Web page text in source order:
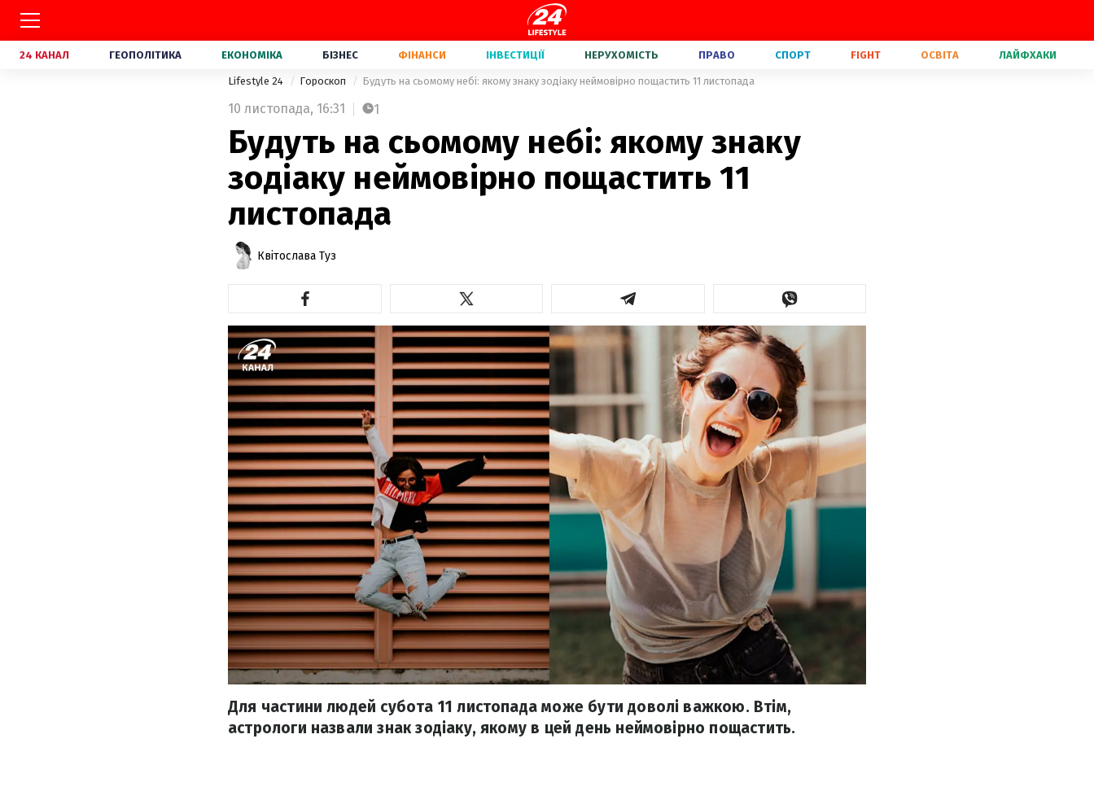
24 КАНАЛ ГЕОПОЛІТИКА ЕКОНОМІКА БІЗНЕС ФІНАНСИ ІНВЕСТИЦІЇ НЕРУХОМІСТЬ ПРАВО СПОРТ FIGHT ОСВІТА ЛАЙФХАКИ
Lifestyle 24 Гороскоп Будуть на сьомому небі: якому знаку зодіаку неймовірно пощастить 11 листопада
10 листопада, 16:31 1
Будуть на сьомому небі: якому знаку
зодіаку неймовірно пощастить 11
листопада
Квітослава Туз
Для частини людей субота 11 листопада може бути доволі важкою. Втім,
астрологи назвали знак зодіаку, якому в цей день неймовірно пощастить.